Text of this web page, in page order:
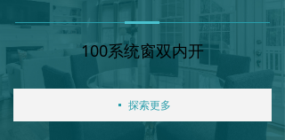
넷 探索更多
100系统窗双内开